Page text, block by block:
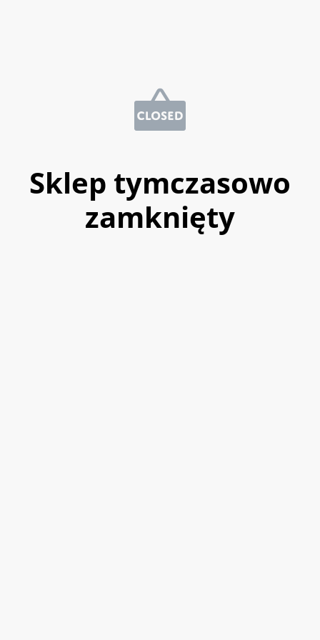
Sklep tymczasowo
zamknięty